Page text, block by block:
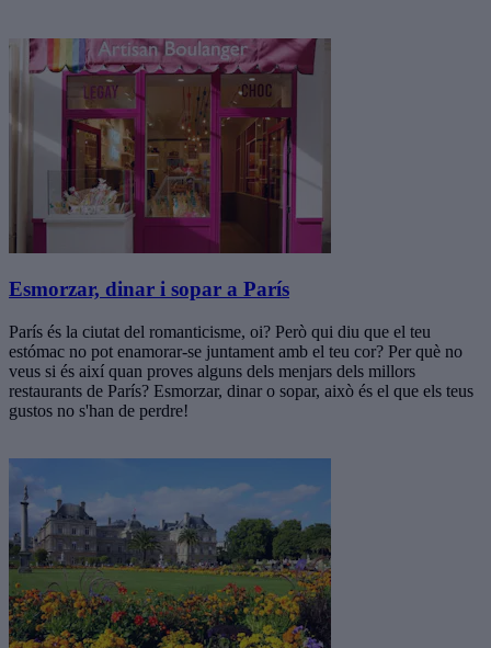
Esmorzar, dinar i sopar a París
París és la ciutat del romanticisme, oi? Però qui diu que el teu
estómac no pot enamorar-se juntament amb el teu cor? Per què no
veus si és així quan proves alguns dels menjars dels millors
restaurants de París? Esmorzar, dinar o sopar, això és el que els teus
gustos no s'han de perdre!